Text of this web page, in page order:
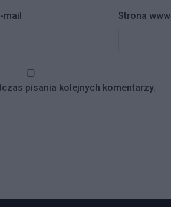
mail Strona www
pisania kolejnych komentarzy.